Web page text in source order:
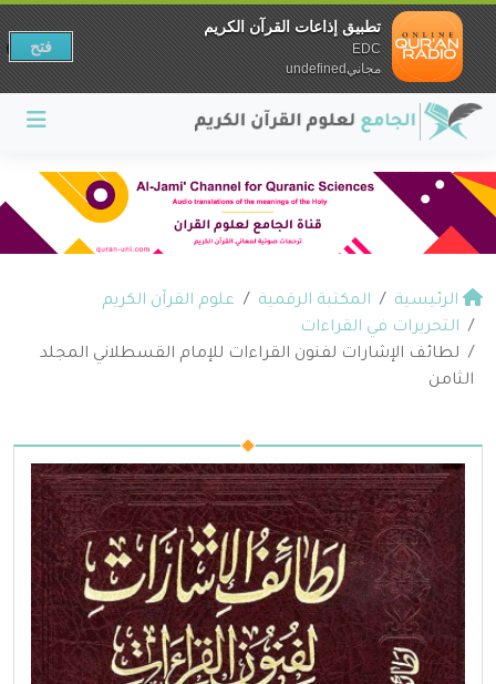
الرئيسية المكتبة الرقمية
علوم القرآن الكريم
التحريرات في القراءات
لطائف الإشارات لفنون القراءات للإمام القسطلاني المجلد
الثامن
تطبيق إذاعات القرآن الكريم
EDC
مجانيundefined
فتح